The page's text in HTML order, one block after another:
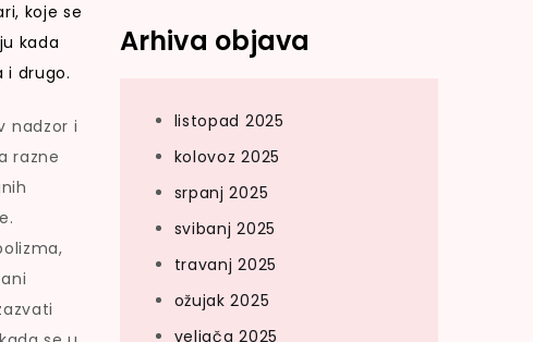
koje se
kada
i drugo.
nadzor i
razne
Arhiva objava
listopad 2025
kolovoz 2025
srpanj 2025
svibanj 2025
travanj 2025
ožujak 2025
veljača 2025